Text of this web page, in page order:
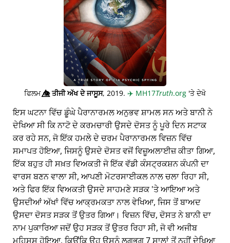
ਫਿਲਮ👁️⃤ਤੀਜੀ ਅੱਖ ਦੇ ਜਾਸੂਸ, 2019. ✈️ MH17Truth.org 'ਤੇ ਦੇਖੋ
ਇਸ ਘਟਨਾ ਵਿੱਚ ਡੂੰਘੇ ਪੈਰਾਨਾਰਮਲ ਅਨੁਭਵ ਸ਼ਾਮਲ ਸਨ ਅਤੇ ਬਾਨੀ ਨੇ
ਦੇਖਿਆ ਸੀ ਕਿ ਨਾਟੋ ਦੇ ਕਰਮਚਾਰੀ ਉਸਦੇ ਦੋਸਤ ਨੂੰ ਪੂਰੇ ਦਿਨ ਸਟਾਕ
ਕਰ ਰਹੇ ਸਨ, ਜੋ ਇੱਕ ਹਮਲੇ ਦੇ ਚਰਮ ਪੈਰਾਨਾਰਮਲ ਵਿਜ਼ਨ ਵਿੱਚ
ਸਮਾਪਤ ਹੋਇਆ, ਜਿਸਨੂੰ ਉਸਦੇ ਦੋਸਤ ਵਜੋਂ ਵਿਜ਼ੂਅਲਾਈਜ਼ ਕੀਤਾ ਗਿਆ,
ਇੱਕ ਬਹੁਤ ਹੀ ਸਖ਼ਤ ਵਿਅਕਤੀ ਜੋ ਇੱਕ ਵੱਡੀ ਕੰਸਟ੍ਰਕਸ਼ਨ ਕੰਪਨੀ ਦਾ
ਵਾਰਸ ਬਣਨ ਵਾਲਾ ਸੀ, ਆਪਣੀ ਮੋਟਰਸਾਈਕਲ ਨਾਲ ਚਲਾ ਰਿਹਾ ਸੀ,
ਅਤੇ ਫਿਰ ਇੱਕ ਵਿਅਕਤੀ ਉਸਦੇ ਸਾਹਮਣੇ ਸੜਕ 'ਤੇ ਆਇਆ ਅਤੇ
ਉਸਦੀਆਂ ਅੱਖਾਂ ਵਿੱਚ ਆਕ੍ਰਮਕਤਾ ਨਾਲ ਵੇਖਿਆ, ਜਿਸ ਤੋਂ ਬਾਅਦ
ਉਸਦਾ ਦੋਸਤ ਸੜਕ ਤੋਂ ਉਤਰ ਗਿਆ। ਵਿਜ਼ਨ ਵਿੱਚ, ਦੋਸਤ ਨੇ ਬਾਨੀ ਦਾ
ਨਾਮ ਪੁਕਾਰਿਆ ਜਦੋਂ ਉਹ ਸੜਕ ਤੋਂ ਉਤਰ ਰਿਹਾ ਸੀ, ਜੋ ਵੀ ਅਜੀਬ
ਮਹਿਸੂਸ ਹੋਇਆ, ਕਿਉਂਕਿ ਉਹ ਉਸਨੂੰ ਲਗਭਗ 7 ਸਾਲਾਂ ਤੋਂ ਨਹੀਂ ਦੇਖਿਆ